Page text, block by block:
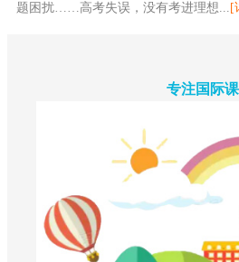
题困扰……高考失误，没有考进理想... [
专注国际